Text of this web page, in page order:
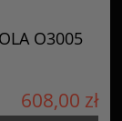
O3005
608,00 zł